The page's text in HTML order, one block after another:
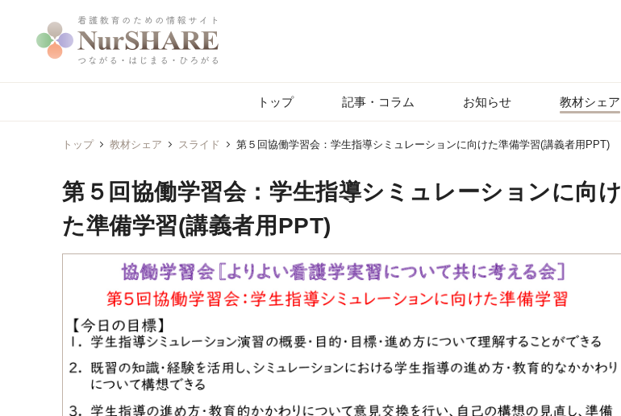
トップ 記事・コラム お知らせ 教材シェア
トップ 教材シェア スライド 第５回協働学習会：学生指導シミュレーションに向けた準備学習(講義者用PPT)
第５回協働学習会：学生指導シミュレーションに向け
た準備学習(講義者用PPT)